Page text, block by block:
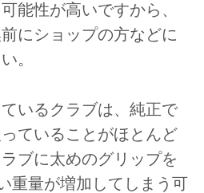
能性が高いですから、
にショップの方などに
。
いるクラブは、純正で
ていることがほとんど
ブに太めのグリップを
重量が増加してしまう可